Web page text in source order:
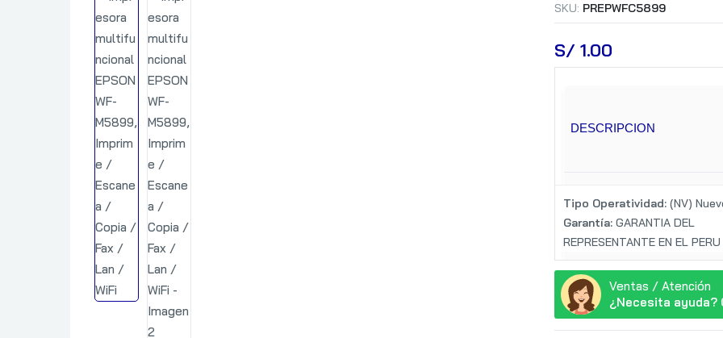
SKU: PREPWFC5899
S/ 1.00
DESCRIPCION
FUNCIONES
Tipo Operatividad: (NV)
Garantía: GARANTIA DEL
REPRESENTANTE EN EL PERU
Ventas / Atención
¿Necesita ayuda?